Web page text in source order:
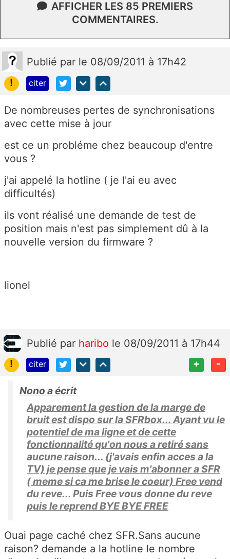
AFFICHER LES 85 PREMIERS
COMMENTAIRES.
Publié par le 08/09/2011 à 17h42
!
citer
De nombreuses pertes de synchronisations
avec cette mise à jour
est ce un probléme chez beaucoup d'entre
vous ?
j'ai appelé la hotline ( je l'ai eu avec
difficultés)
ils vont réalisé une demande de test de
position mais n'est pas simplement dû à la
nouvelle version du firmware ?
lionel
Publié par haribo le 08/09/2011 à 17h44
!
citer + -
Nono a écrit
Apparement la gestion de la marge de
bruit est dispo sur la SFRbox... Ayant vu le
potentiel de ma ligne et de cette
fonctionnalité qu'on nous a retiré sans
aucune raison... (j'avais enfin acces a la
TV) je pense que je vais m'abonner a SFR
( meme si ca me brise le coeur) Free vend
du reve... Puis Free vous donne du reve
puis le reprend BYE BYE FREE
Ouai page caché chez SFR.Sans aucune
raison? demande a la hotline le nombre